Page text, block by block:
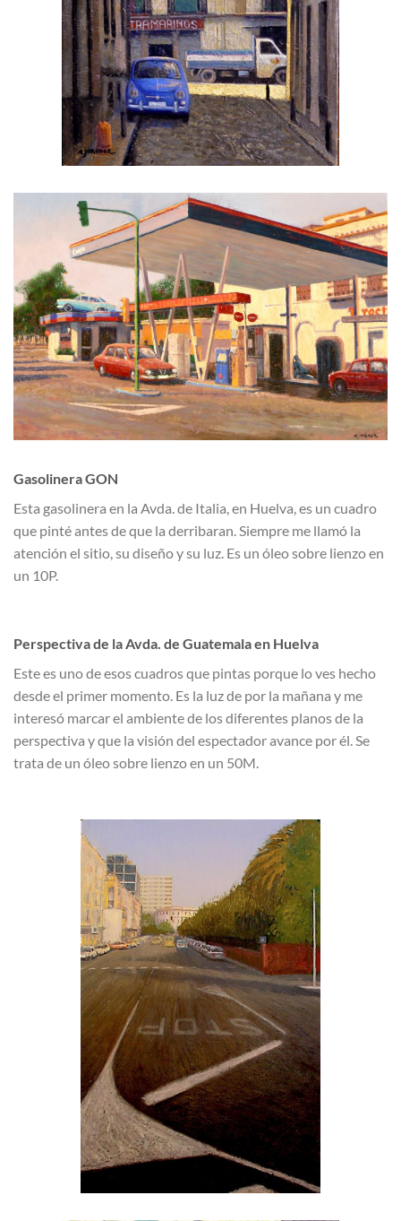
Gasolinera GON
Esta gasolinera en la Avda. de Italia, en Huelva, es un cuadro
que pinté antes de que la derribaran. Siempre me llamó la
atención el sitio, su diseño y su luz. Es un óleo sobre lienzo en
un 10P.
Perspectiva de la Avda. de Guatemala en Huelva
Este es uno de esos cuadros que pintas porque lo ves hecho
desde el primer momento. Es la luz de por la mañana y me
interesó marcar el ambiente de los diferentes planos de la
perspectiva y que la visión del espectador avance por él. Se
trata de un óleo sobre lienzo en un 50M.